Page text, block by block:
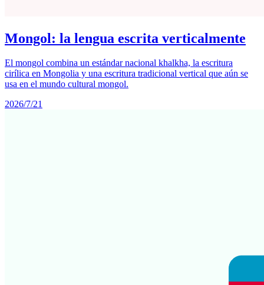
Mongol: la lengua escrita verticalmente
El mongol combina un estándar nacional khalkha, la escritura
cirílica en Mongolia y una escritura tradicional vertical que aún se
usa en el mundo cultural mongol.
2026/7/21